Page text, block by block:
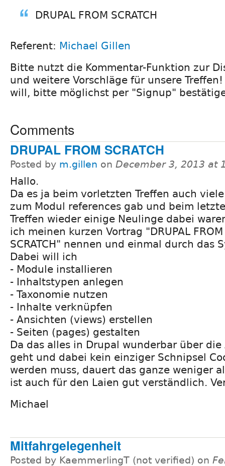
DRUPAL FROM SCRATCH
Referent: Michael Gillen
Bitte nutzt die Kommentar-Funktion zur
und weitere Vorschläge für unsere
will, bitte möglichst per "Signup"
Comments
DRUPAL FROM SCRATCH
Posted by m.gillen on December 3, 2013 at
Hallo.
Da es ja beim vorletzten Treffen auch
zum Modul references gab und beim
Treffen wieder einige Neulinge dabei
ich meinen kurzen Vortrag "DRUPAL FROM
SCRATCH" nennen und einmal durch das
Dabei will ich
- Module installieren
- Inhaltstypen anlegen
- Taxonomie nutzen
- Inhalte verknüpfen
- Ansichten (views) erstellen
- Seiten (pages) gestalten
Da das alles in Drupal wunderbar über
geht und dabei kein einziger Schnipsel
werden muss, dauert das ganze weniger
ist auch für den Laien gut verständlich.
Michael
Mitfahrgelegenheit
Posted by KaemmerlingT (not verified) on